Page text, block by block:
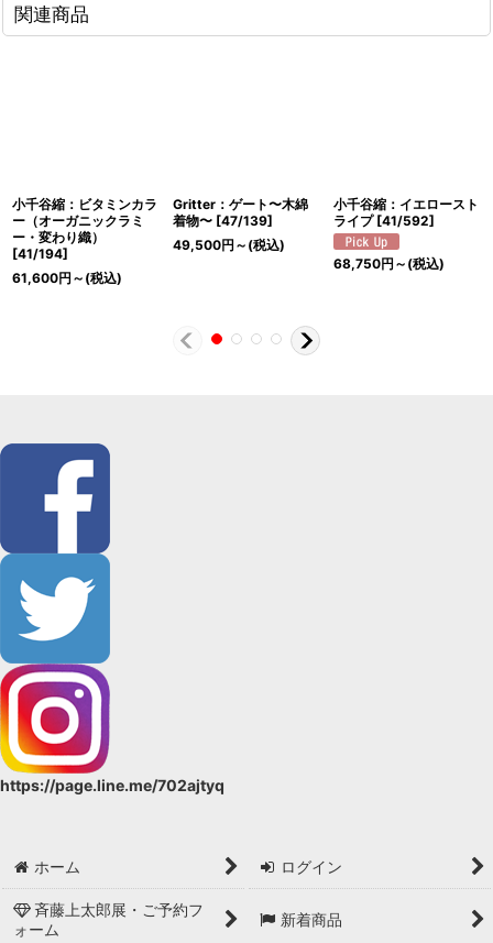
関連商品
小千谷縮：ビタミンカラ
ー（オーガニックラミ
ー・変わり織）
[41/194]
61,600円 ～ (税込)
Gritter：ゲート〜木綿
着物〜 [47/139]
49,500円 ～ (税込)
小千谷縮：イエロースト
ライプ [41/592]
68,750円 ～ (税込)
https://page.line.me/702ajtyq
ホーム ログイン
斉藤上太郎展・ご予約フ
ォーム
新着商品